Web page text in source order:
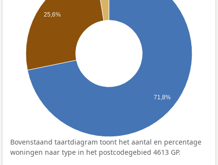
25,6%
71,8%
Bovenstaand taartdiagram toont het aantal en percentage
woningen naar type in het postcodegebied 4613 GP.